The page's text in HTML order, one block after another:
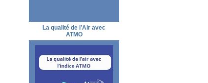
La qualité de l’Air avec
ATMO